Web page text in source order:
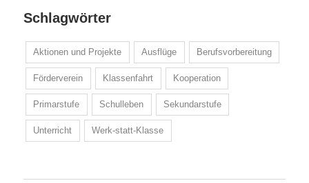
Schlagwörter
Aktionen und Projekte Ausflüge Berufsvorbereitung
Förderverein Klassenfahrt Kooperation
Primarstufe Schulleben Sekundarstufe
Unterricht Werk-statt-Klasse